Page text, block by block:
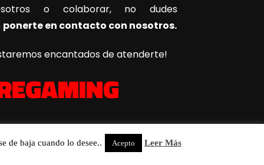
o colaborar, no dudes
ponerte en contacto con nosotros.
encantados de atenderte!
de baja cuando lo desee.. Acepto Leer Más